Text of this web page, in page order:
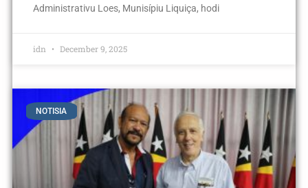
Administrativu Loes, Munisípiu Liquiça, hodi
idn December 9, 2025
NOTISIA